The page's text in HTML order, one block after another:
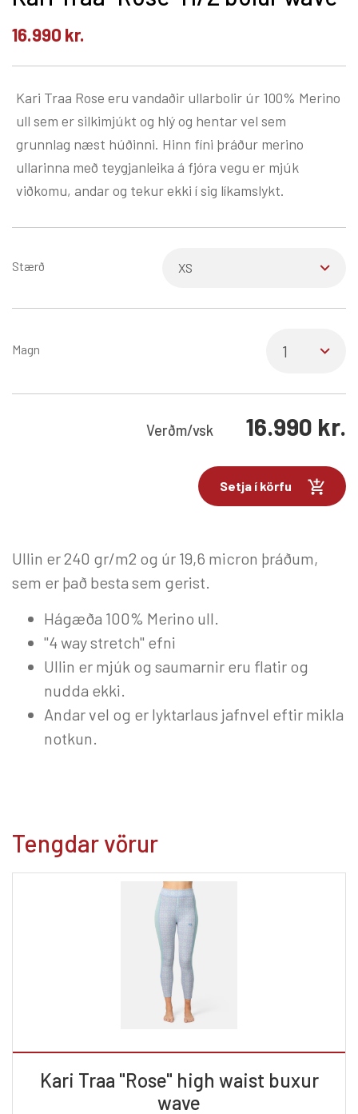
16.990 kr.
Kari Traa Rose eru vandaðir ullarbolir úr 100% Merino
ull sem er silkimjúkt og hlý og hentar vel sem
grunnlag næst húðinni. Hinn fíni þráður merino
ullarinna með teygjanleika á fjóra vegu er mjúk
viðkomu, andar og tekur ekki í sig líkamslykt.
Stærð
Magn
Verðm/vsk 16.990 kr.
Setja í körfu
Ullin er 240 gr/m2 og úr 19,6 micron þráðum,
sem er það besta sem gerist.
Hágæða 100% Merino ull.
"4 way stretch" efni
Ullin er mjúk og saumarnir eru flatir og
nudda ekki.
Andar vel og er lyktarlaus jafnvel eftir mikla
notkun.
Tengdar vörur
Kari Traa "Rose" high waist buxur
wave